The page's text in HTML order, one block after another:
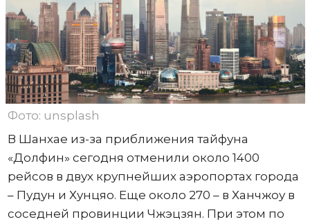
Фото: unsplash
В Шанхае из-за приближения тайфуна
«Долфин» сегодня отменили около 1400
рейсов в двух крупнейших аэропортах города
– Пудун и Хунцяо. Еще около 270 – в Ханчжоу в
соседней провинции Чжэцзян. При этом по